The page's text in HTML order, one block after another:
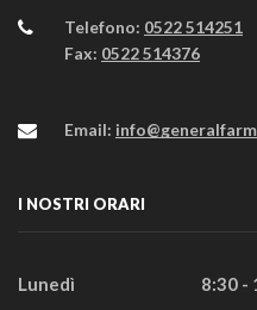
Telefono: 0522 514251
Fax: 0522 514376
Email:
I NOSTRI ORARI
Lunedì 8:30 -